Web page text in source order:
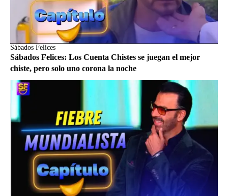
Sábados Felices
Sábados Felices: Los Cuenta Chistes se juegan el mejor
chiste, pero solo uno corona la noche